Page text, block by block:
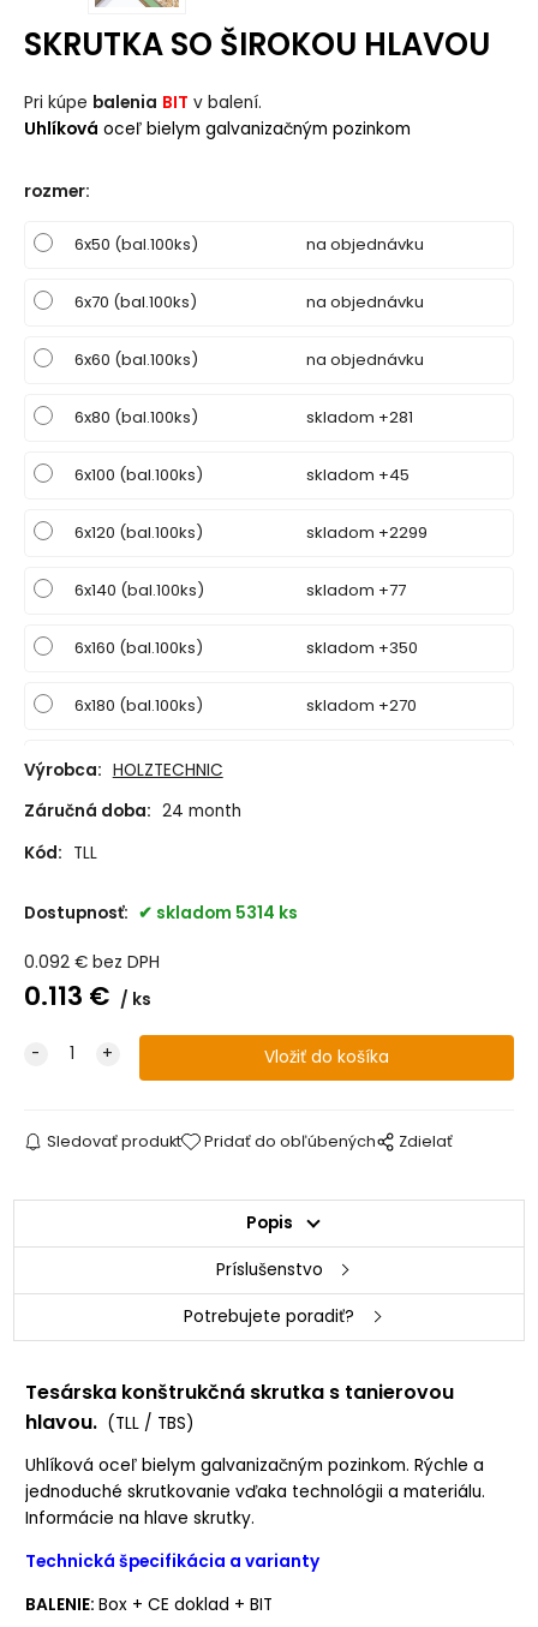
SKRUTKA SO ŠIROKOU HLAVOU
Pri kúpe balenia BIT v balení.
Uhlíková oceľ bielym galvanizačným pozinkom
rozmer:
6x50 (bal.100ks) na objednávku
6x70 (bal.100ks) na objednávku
6x60 (bal.100ks) na objednávku
6x80 (bal.100ks) skladom +281
6x100 (bal.100ks) skladom +45
6x120 (bal.100ks) skladom +2299
6x140 (bal.100ks) skladom +77
6x160 (bal.100ks) skladom +350
6x180 (bal.100ks) skladom +270
6x200 (bal.100ks)
6x220 (bal.100ks)
8x100 (bal.50ks)
8x120 (bal.50ks) na objednávku
skladom +175
skladom +200
8x220 (bal.50ks) skladom +300
8x240 (bal.50ks) skladom +25
8x260 (bal.50ks) na objednávku
8x280 (bal.50ks)
8x300 (bal.50ks) na objednávku
Výrobca: HOLZTECHNIC
Záručná doba: 24 month
Kód: TLL
Dostupnosť: skladom 5314 ks
0.092€ bez DPH
0.113 € ks
Sledovať produkt Pridať do obľúbených Zdielať
Popis
Príslušenstvo
Potrebujete poradiť?
Tesárska konštrukčná skrutka s tanierovou
hlavou. (TLL / TBS)
Uhlíková oceľ bielym galvanizačným pozinkom. Rýchle a
jednoduché skrutkovanie vďaka technológii a materiálu.
Informácie na hlave skrutky.
Technická špecifikácia a varianty
BALENIE:Box + CE doklad + BIT